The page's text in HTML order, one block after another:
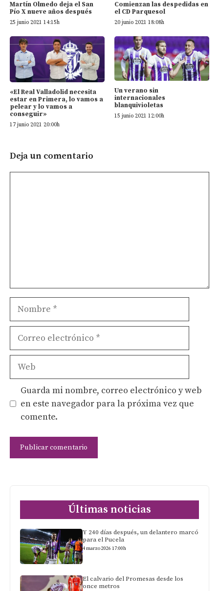
Martín Olmedo deja el San
Pío X nueve años después
25 junio 2021 14:15h
Comienzan las despedidas en
el CD Parquesol
20 junio 2021 18:08h
«El Real Valladolid necesita
estar en Primera, lo vamos a
pelear y lo vamos a
conseguir»
17 junio 2021 20:00h
Un verano sin
internacionales
blanquivioletas
15 junio 2021 12:00h
Deja un comentario
Nombre
Correo
Web
Guarda mi nombre, correo electrónico y web
en este navegador para la próxima vez que
comente.
Últimas noticias
Y 240 días después, un delantero marcó
para el Pucela
4 marzo 2026 17:00h
El calvario del Promesas desde los
once metros